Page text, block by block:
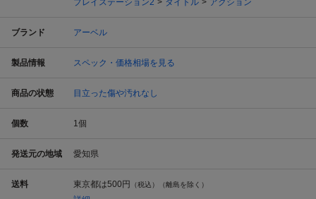
プレイステーション2
タイトル アクション
ブランド アーベル
製品情報 スペック・価格相場を見る
商品の状態 目立った傷や汚れなし
個数 1個
発送元の地域 愛知県
送料 東京都は500円 （税込）（離島を除く）